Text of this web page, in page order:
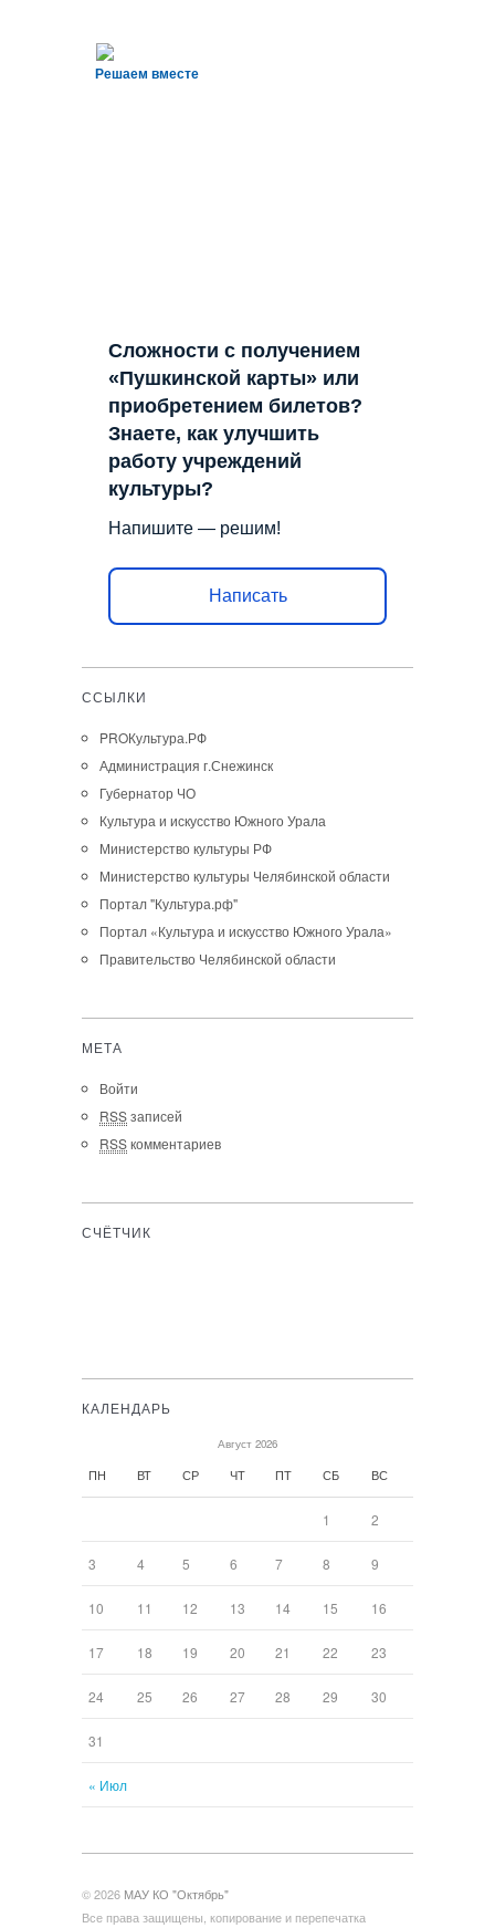
Решаем вместе
Сложности с получением
«Пушкинской карты» или
приобретением билетов?
Знаете, как улучшить
работу учреждений
культуры?
Напишите — решим!
Написать
ССЫЛКИ
PROКультура.РФ
Администрация г.Снежинск
Губернатор ЧО
Культура и искусство Южного Урала
Министерство культуры РФ
Министерство культуры Челябинской области
Портал "Культура.рф"
Портал «Культура и искусство Южного Урала»
Правительство Челябинской области
МЕТА
Войти
RSSзаписей
RSSкомментариев
СЧЁТЧИК
КАЛЕНДАРЬ
Август 2026
ПН ВТ СР ЧТ ПТ СБ ВС
« Июл
1 2
3 4 5 6 7 8 9
10 11 12 13 14 15 16
17 18 19 20 21 22 23
24 25 26 27 28 29 30
31
© 2026 МАУ КО "Октябрь"
Все права защищены, копирование и перепечатка